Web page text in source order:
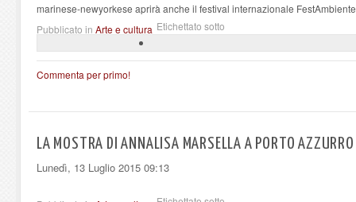
marinese-newyorkese aprirà anche il festival internazionale
Pubblicato in Arte e cultura Etichettato sotto
Commenta per primo!
LA MOSTRA DI ANNALISA MARSELLA A PORTO AZZURRO
Lunedì, 13 Luglio 2015 09:13